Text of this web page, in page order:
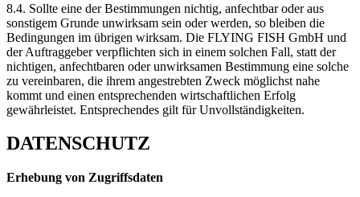
8.4. Sollte eine der Bestimmungen nichtig, anfechtbar oder aus
sonstigem Grunde unwirksam sein oder werden, so bleiben die
Bedingungen im übrigen wirksam. Die FLYING FISH GmbH und
der Auftraggeber verpflichten sich in einem solchen Fall, statt der
nichtigen, anfechtbaren oder unwirksamen Bestimmung eine solche
zu vereinbaren, die ihrem angestrebten Zweck möglichst nahe
kommt und einen entsprechenden wirtschaftlichen Erfolg
gewährleistet. Entsprechendes gilt für Unvollständigkeiten.
DATENSCHUTZ
Erhebung von Zugriffsdaten